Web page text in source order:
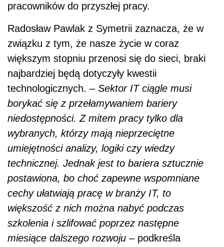
pracowników do przyszłej pracy.
Radosław Pawlak z Symetrii zaznacza, że w
związku z tym, że nasze życie w coraz
większym stopniu przenosi się do sieci, braki
najbardziej będą dotyczyły kwestii
technologicznych. – Sektor IT ciągle musi
borykać się z przełamywaniem bariery
niedostępności. Z mitem pracy tylko dla
wybranych, którzy mają nieprzeciętne
umiejętności analizy, logiki czy wiedzy
technicznej. Jednak jest to bariera sztucznie
postawiona, bo choć zapewne wspomniane
cechy ułatwiają pracę w branży IT, to
większość z nich można nabyć podczas
szkolenia i szlifować poprzez następne
miesiące dalszego rozwoju – podkreśla